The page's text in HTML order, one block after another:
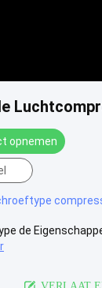
opnemen
de
VERLAAT